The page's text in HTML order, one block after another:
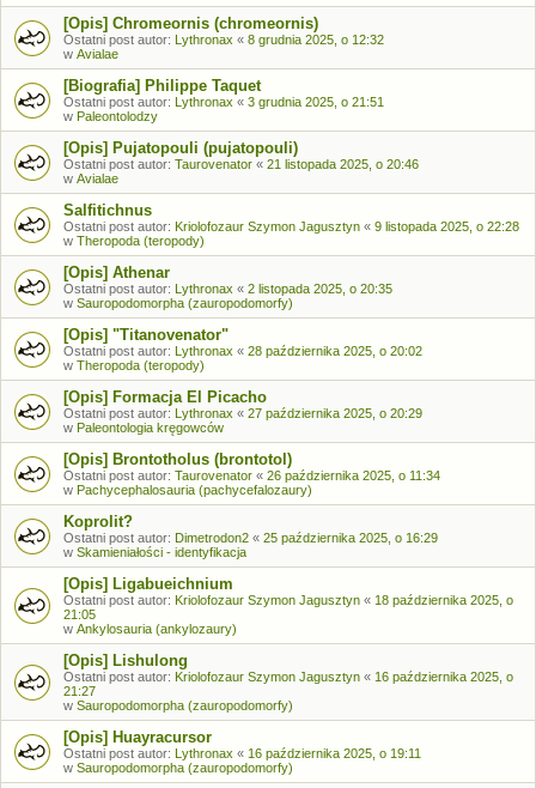
[Opis] Chromeornis (chromeornis)
Ostatni post autor: Lythronax « 8 grudnia 2025, o 12:32
w Avialae
[Biografia] Philippe Taquet
Ostatni post autor: Lythronax « 3 grudnia 2025, o 21:51
w Paleontolodzy
[Opis] Pujatopouli (pujatopouli)
Ostatni post autor: Taurovenator « 21 listopada 2025, o 20:46
w Avialae
Salfitichnus
Ostatni post autor: Kriolofozaur Szymon Jagusztyn « 9 listopada 2025, o 22:28
w Theropoda (teropody)
[Opis] Athenar
Ostatni post autor: Lythronax « 2 listopada 2025, o 20:35
w Sauropodomorpha (zauropodomorfy)
[Opis] "Titanovenator"
Ostatni post autor: Lythronax « 28 października 2025, o 20:02
w Theropoda (teropody)
[Opis] Formacja El Picacho
Ostatni post autor: Lythronax « 27 października 2025, o 20:29
w Paleontologia kręgowców
[Opis] Brontotholus (brontotol)
Ostatni post autor: Taurovenator « 26 października 2025, o 11:34
w Pachycephalosauria (pachycefalozaury)
Koprolit?
Ostatni post autor: Dimetrodon2 « 25 października 2025, o 16:29
w Skamieniałości - identyfikacja
[Opis] Ligabueichnium
Ostatni post autor: Kriolofozaur Szymon Jagusztyn « 18 października 2025, o
21:05
w Ankylosauria (ankylozaury)
[Opis] Lishulong
Ostatni post autor: Kriolofozaur Szymon Jagusztyn « 16 października 2025, o
21:27
w Sauropodomorpha (zauropodomorfy)
[Opis] Huayracursor
Ostatni post autor: Lythronax « 16 października 2025, o 19:11
w Sauropodomorpha (zauropodomorfy)